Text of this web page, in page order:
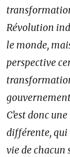
Révolution
le monde,
perspective
C’est donc
différente,
vie de chacun